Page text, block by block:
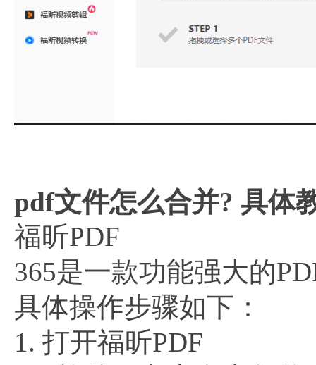
pdf文件怎么合并? 具体
福昕PDF
365是一款功能强大的
具体操作步骤如下：
1. 打开福昕PDF